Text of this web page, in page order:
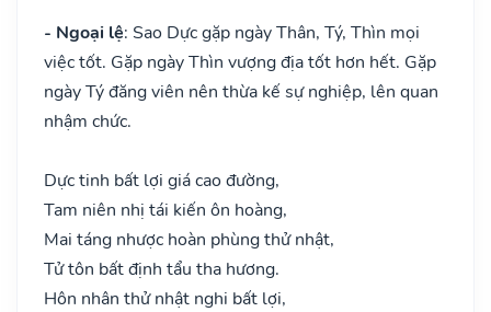
- Ngoại lệ: Sao Dực gặp ngày Thân, Tý, Thìn mọi
việc tốt. Gặp ngày Thìn vượng địa tốt hơn hết. Gặp
ngày Tý đăng viên nên thừa kế sự nghiệp, lên quan
nhậm chức.
Dực tinh bất lợi giá cao đường,
Tam niên nhị tái kiến ôn hoàng,
Mai táng nhược hoàn phùng thử nhật,
Tử tôn bất định tẩu tha hương.
Hôn nhân thử nhật nghi bất lợi,